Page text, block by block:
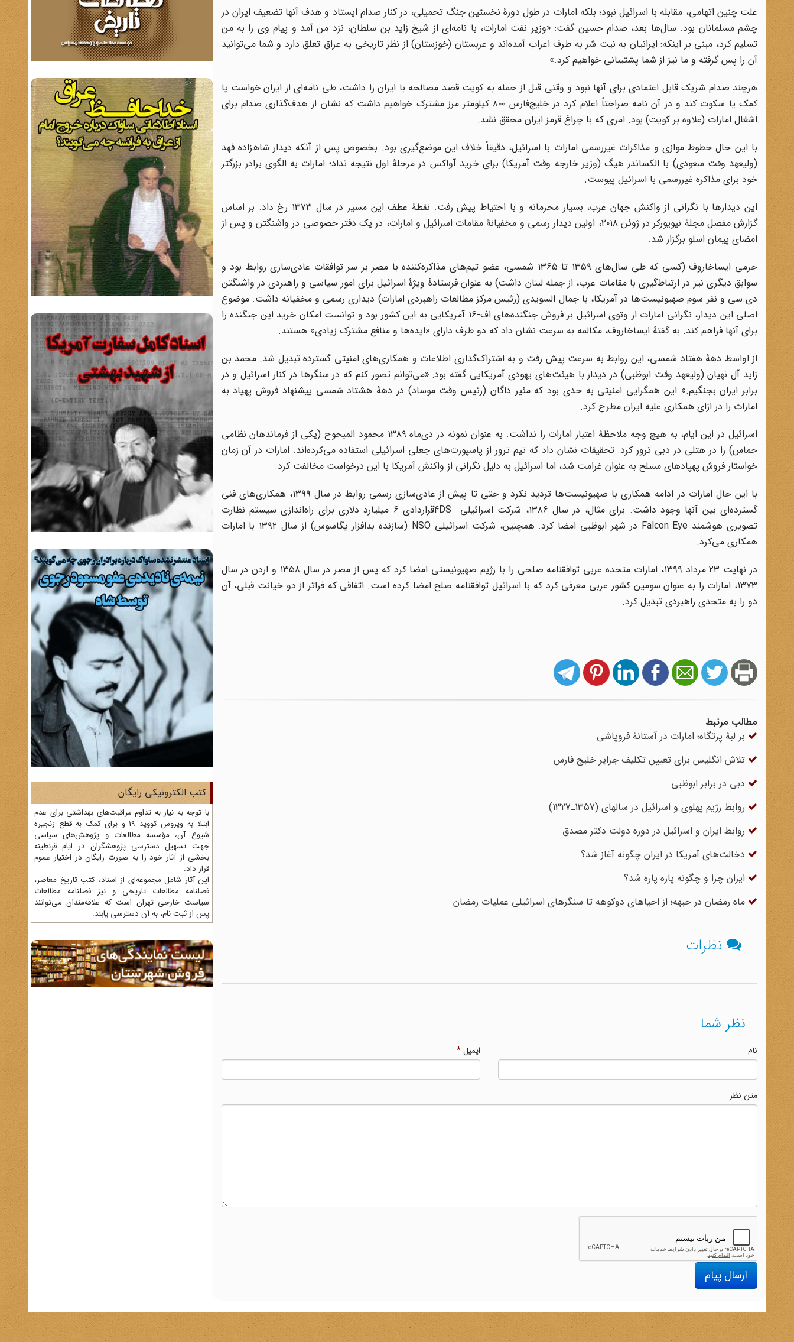
علت چنین اتهامی، مقابله با اسرائیل نبود؛ بلکه امارات در طول دورۀ نخستین جنگ تحمیلی، در کنار صدام ایستاد و هدف آنها تضعیف ایران در
چشم مسلمانان بود. سال‌ها بعد، صدام حسین گفت: «وزیر نفت امارات، با نامه‌ای از شیخ زاید بن سلطان، نزد من آمد و پیام وی را به من
تسلیم کرد، مبنی بر اینکه: ایرانیان به نیت شر به طرف اعراب آمده‌اند و عربستان (خوزستان) از نظر تاریخی به عراق تعلق دارد و شما می‌توانید
آن را پس گرفته و ما نیز از شما پشتیبانی خواهیم کرد.»
هرچند صدام شریک قابل اعتمادی برای آنها نبود و وقتی قبل از حمله به کویت قصد مصالحه با ایران را داشت، طی نامه‌ای از ایران خواست یا
کمک یا سکوت کند و در آن نامه صراحتاً اعلام کرد در خلیج‌فارس ۸۰۰ کیلومتر مرز مشترک خواهیم داشت که نشان از هدف‌گذاری صدام برای
اشغال امارات (علاوه بر کویت) بود. امری که با چراغ قرمز ایران محقق نشد.
با این حال خطوط موازی و مذاکرات غیررسمی امارات با اسرائیل، دقیقاً خلاف این موضع‌گیری بود. بخصوص پس از آنکه دیدار شاهزاده فهد
(ولیعهد وقت سعودی) با الکساندر هیگ (وزیر خارجه وقت آمریکا) برای خرید آواکس در مرحلۀ اول نتیجه نداد؛ امارات به الگوی برادر بزرگتر
خود برای مذاکره غیررسمی با اسرائیل پیوست.
این دیدارها با نگرانی از واکنش جهان عرب، بسیار محرمانه و با احتیاط پیش رفت. نقطۀ عطف این مسیر در سال ۱۳۷۳ رخ داد. بر اساس
گزارش مفصل مجلۀ نیویورکر در ژوئن ۲۰۱۸، اولین دیدار رسمی و مخفیانۀ مقامات اسرائیل و امارات، در یک دفتر خصوصی در واشنگتن و پس از
امضای پیمان اسلو برگزار شد.
جرمی ایساخاروف (کسی که طی سال‌های ۱۳۵۹ تا ۱۳۶۵ شمسی، عضو تیم‌های مذاکره‌کننده با مصر بر سر توافقات عادی‌سازی روابط بود و
سوابق دیگری نیز در ارتباط‌گیری با مقامات عرب، از جمله لبنان داشت) به عنوان فرستادۀ ویژۀ اسرائیل برای امور سیاسی و راهبردی در واشنگتن
دی.سی و نفر سوم صهیونیست‌ها در آمریکا، با جمال السویدی (رئیس مرکز مطالعات راهبردی امارات) دیداری رسمی و مخفیانه داشت. موضوع
اصلی این دیدار، نگرانی امارات از وتوی اسرائیل بر فروش جنگنده‌های اف-۱۶ آمریکایی به این کشور بود و توانست امکان خرید این جنگنده را
برای آنها فراهم کند. به گفتۀ ایساخاروف، مکالمه به سرعت نشان داد که دو طرف دارای «ایده‌ها و منافع مشترک زیادی» هستند.
از اواسط دهۀ هفتاد شمسی، این روابط به سرعت پیش رفت و به اشتراک‌گذاری اطلاعات و همکاری‌های امنیتی گسترده تبدیل شد. محمد بن
زاید آل نهیان (ولیعهد وقت ابوظبی) در دیدار با هیئت‌های یهودی آمریکایی گفته بود: «می‌توانم تصور کنم که در سنگرها در کنار اسرائیل و در
برابر ایران بجنگیم.» این همگرایی امنیتی به حدی بود که مئیر داگان (رئیس وقت موساد) در دهۀ هشتاد شمسی پیشنهاد فروش پهپاد به
امارات را در ازای همکاری علیه ایران مطرح کرد.
اسرائیل در این ایام، به هیچ وجه ملاحظۀ اعتبار امارات را نداشت. به عنوان نمونه در دی‌ماه ۱۳۸۹ محمود المبحوح (یکی از فرماندهان نظامی
حماس) را در هتلی در دبی ترور کرد. تحقیقات نشان داد که تیم ترور از پاسپورت‌های جعلی اسرائیلی استفاده می‌کرده‌اند. امارات در آن زمان
خواستار فروش پهپادهای مسلح به عنوان غرامت شد، اما اسرائیل به دلیل نگرانی از واکنش آمریکا با این درخواست مخالفت کرد.
با این حال امارات در ادامه همکاری با صهیونیست‌ها تردید نکرد و حتی تا پیش از عادی‌سازی رسمی روابط در سال ۱۳۹۹، همکاری‌های فنی
گسترده‌ای بین آنها وجود داشت. برای مثال، در سال ۱۳۸۶، شرکت اسرائیلی 4DSقراردادی ۶ میلیارد دلاری برای راه‌اندازی سیستم نظارت
تصویری هوشمند Falcon Eye در شهر ابوظبی امضا کرد. همچنین، شرکت اسرائیلی NSO (سازنده بدافزار پگاسوس) از سال ۱۳۹۲ با امارات
همکاری می‌کرد.
در نهایت ۲۳ مرداد ۱۳۹۹، امارات متحده عربی توافقنامه صلحی را با رژیم صهیونیستی امضا کرد که پس از مصر در سال ۱۳۵۸ و اردن در سال
۱۳۷۳، امارات را به عنوان سومین کشور عربی معرفی کرد که با اسرائیل توافقنامه صلح امضا کرده است. اتفاقی که فراتر از دو خیانت قبلی، آن
دو را به متحدی راهبردی تبدیل کرد.
مطالب مرتبط
بر لبهٔ پرتگاه؛ امارات در آستانهٔ فروپاشی
تلاش انگلیس برای تعیین تکلیف جزایر خلیج فارس
دبی در برابر ابوظبی
روابط رژیم پهلوی و اسرائیل در سالهای (1357ـ1327)
روابط ایران و اسرائیل در دوره دولت دکتر مصدق
دخالت‌های آمریکا در ایران چگونه آغاز شد؟
ایران چرا و چگونه پاره پاره شد؟
ماه رمضان در جبهه؛ از احیاهای دوکوهه تا سنگرهای اسرائیلی عملیات رمضان
نظرات
نظر شما
نام ایمیل*
متن نظر
ارسال پیام
کتب الکترونیکی رایگان
با توجه به نیاز به تداوم مراقبت‌های بهداشتی برای عدم
ابتلا به ویروس کووید 19 و برای کمک به قطع زنجیره
شیوع آن، مؤسسه مطالعات و پژوهش‌های سیاسی
جهت تسهیل دسترسی پژوهشگران در ایام قرنطینه
بخشی از آثار خود را به صورت رایگان در اختیار عموم
قرار داد.
این آثار شامل مجموعه‌ای از اسناد، کتب تاریخ معاصر،
فصلنامه‌ مطالعات تاریخی و نیز فصلنامه مطالعات
سیاست خارجی تهران است که علاقه‌مندان می‌توانند
پس از ثبت نام، به آن دسترسی یابند.